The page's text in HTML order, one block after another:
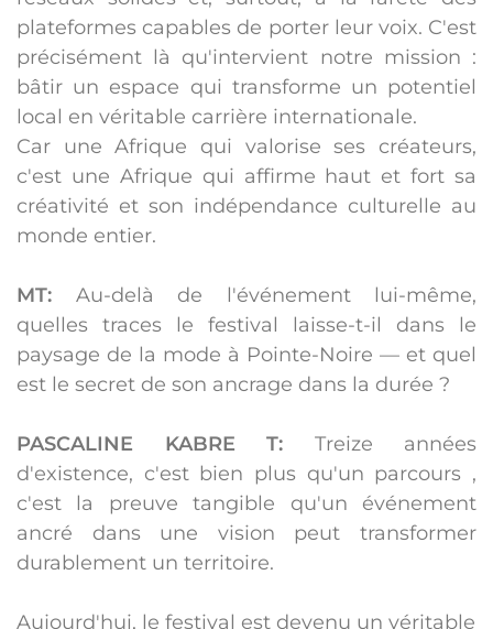
plateformes capables de porter leur voix. C'est
précisément là qu'intervient notre mission :
bâtir un espace qui transforme un potentiel
local en véritable carrière internationale.
Car une Afrique qui valorise ses créateurs,
c'est une Afrique qui affirme haut et fort sa
créativité et son indépendance culturelle au
monde entier.
MT: Au-delà de l'événement lui-même,
quelles traces le festival laisse-t-il dans le
paysage de la mode à Pointe-Noire — et quel
est le secret de son ancrage dans la durée ?
PASCALINE KABRE T:
Treize années
d'existence, c'est bien plus qu'un parcours ,
c'est la preuve tangible qu'un événement
ancré dans une vision peut transformer
durablement un territoire.
Aujourd'hui, le festival est devenu un véritable